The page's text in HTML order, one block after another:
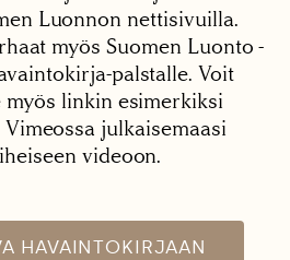
Luonnon nettisivuilla.
myös Suomen Luonto -
palstalle. Voit
myös linkin esimerkiksi
julkaisemaasi
videoon.
HAVAINTOKIRJAAN